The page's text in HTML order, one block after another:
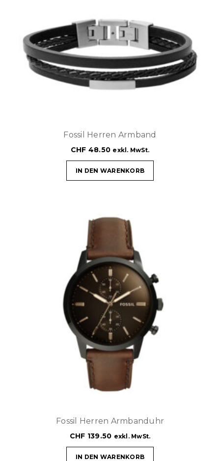
Fossil Herren Armband
CHF 48.50 exkl. MwSt.
IN DEN WARENKORB
Fossil Herren Armbanduhr
CHF 139.50 exkl. MwSt.
IN DEN WARENKORB